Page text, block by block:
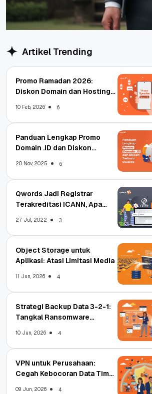
Artikel Trending
Promo Ramadan 2026:
Diskon Domain dan Hosting
10 Feb, 2026 6
Panduan Lengkap Promo
Domain .ID dan Diskon
20 Nov, 2025 6
Qwords Jadi Registrar
Terakreditasi ICANN, Apa
27 Jul, 2022 3
Object Storage untuk
Aplikasi: Atasi Limitasi Media
11 Jun, 2026 4
Strategi Backup Data 3-2-1:
Tangkal Ransomware
10 Jun, 2026 4
VPN untuk Perusahaan:
Cegah Kebocoran Data Tim
09 Jun, 2026 4